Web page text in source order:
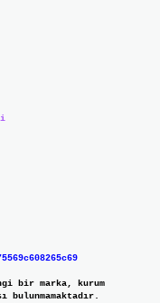
bir marka, kurum